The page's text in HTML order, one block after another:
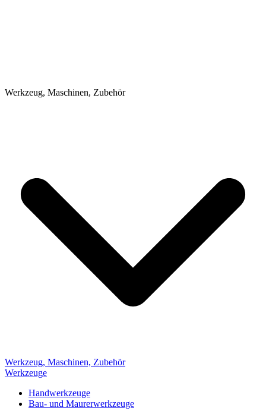
Werkzeug, Maschinen, Zubehör
Werkzeug, Maschinen, Zubehör
Werkzeuge
Handwerkzeuge
Bau- und Maurerwerkzeuge